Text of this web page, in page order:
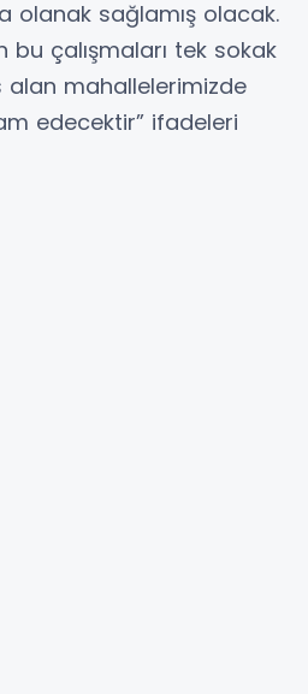
olanak sağlamış olacak.
bu çalışmaları tek sokak
alan mahallelerimizde
edecektir” ifadeleri